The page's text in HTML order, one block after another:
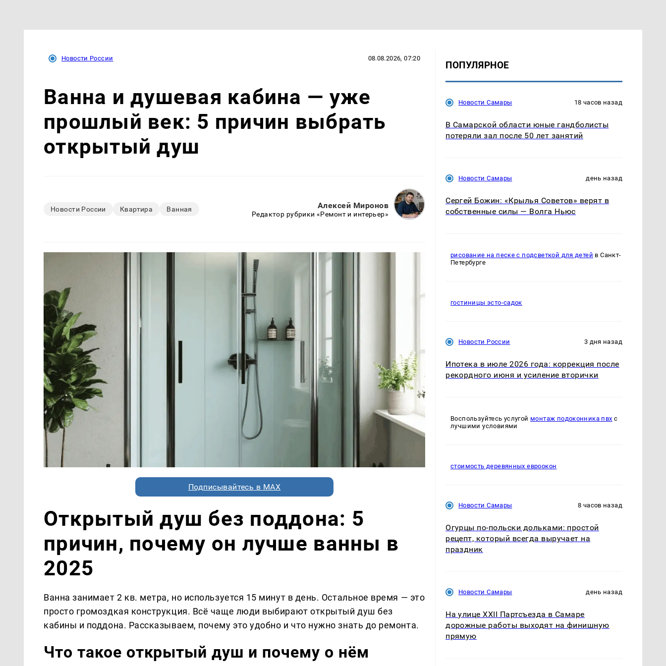
Новости России 08.08.2026, 07:20
Ванна и душевая кабина — уже
прошлый век: 5 причин выбрать
открытый душ
Новости России Квартира Ванная Алексей Миронов
Редактор рубрики «Ремонт и интерьер»
Подписывайтесь в MAX
Открытый душ без поддона: 5
причин, почему он лучше ванны в
2025
Ванна занимает 2 кв. метра, но используется 15 минут в день. Остальное время — это
просто громоздкая конструкция. Всё чаще люди выбирают открытый душ без
кабины и поддона. Рассказываем, почему это удобно и что нужно знать до ремонта.
Что такое открытый душ и почему о нём
ПОПУЛЯРНОЕ
Новости Самары 18 часов назад
В Самарской области юные гандболисты
потеряли зал после 50 лет занятий
Новости Самары день назад
Сергей Божин: «Крылья Советов» верят в
собственные силы — Волга Ньюс
рисование на песке с подсветкой для детей в Санкт-
Петербурге
гостиницы эсто-садок
Новости России 3 дня назад
Ипотека в июле 2026 года: коррекция после
рекордного июня и усиление вторички
Воспользуйтесь услугой монтаж подоконника пвх с
лучшими условиями
стоимость деревянных евроокон
Новости Самары 8 часов назад
Огурцы по‑польски дольками: простой
рецепт, который всегда выручает на
праздник
Новости Самары день назад
На улице XXII Партсъезда в Самаре
дорожные работы выходят на финишную
прямую